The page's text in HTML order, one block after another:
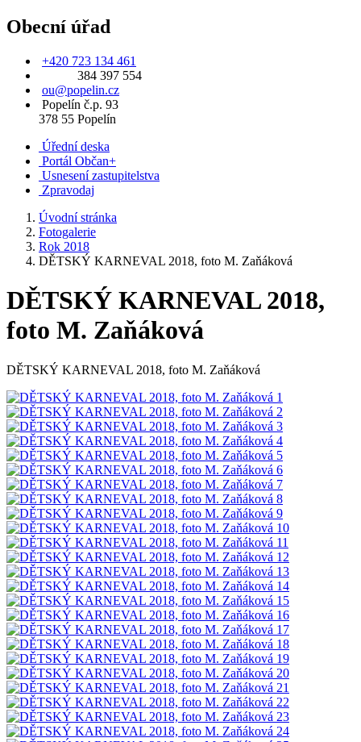
Obecní úřad
+420 723 134 461
384 397 554
ou@popelin.cz
Popelín č.p. 93
378 55 Popelín
Úřední deska
Portál Občan+
Usnesení zastupitelstva
Zpravodaj
Úvodní stránka
Fotogalerie
Rok 2018
DĚTSKÝ KARNEVAL 2018, foto M. Zaňáková
DĚTSKÝ KARNEVAL 2018,
foto M. Zaňáková
DĚTSKÝ KARNEVAL 2018, foto M. Zaňáková